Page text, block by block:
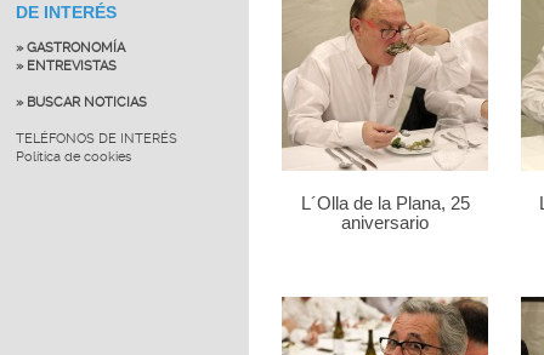
DE INTERÉS
» GASTRONOMÍA
» ENTREVISTAS
» BUSCAR NOTICIAS
TELÉFONOS DE INTERÉS
Política de cookies
L´Olla de la Plana, 25
aniversario